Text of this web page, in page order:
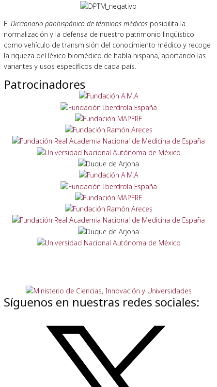
El Diccionario panhispánico de términos médicos posibilita la
normalización y la defensa de nuestro patrimonio lingüístico
como vehículo de transmisión del conocimiento médico y recoge
la riqueza del léxico biomédico de habla hispana, aportando las
variantes y usos específicos de cada país.
Patrocinadores
Síguenos en nuestras redes sociales: